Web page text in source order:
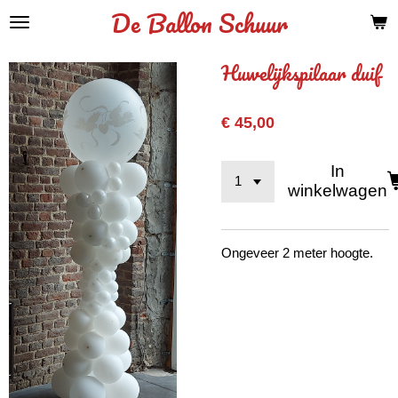
Ga
de
hoofdinhoud
De Ballon Schuur
Huwelijkspilaar duif
€ 45,00
In
winkelwagen
Ongeveer 2 meter hoogte.